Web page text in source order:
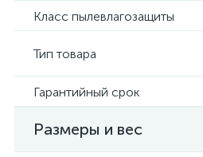
Класс пылевлагозащиты
Тип товара
Гарантийный срок
Размеры и вес